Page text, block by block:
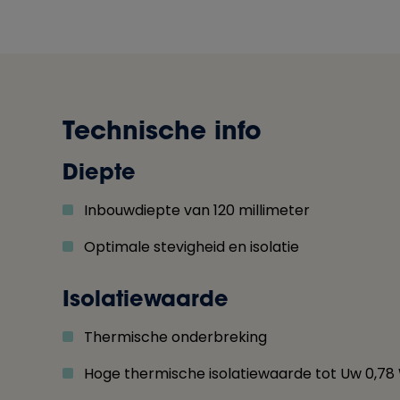
Technische info
Diepte
Inbouwdiepte van 120 millimeter
Optimale stevigheid en isolatie
Isolatiewaarde
Thermische onderbreking
Hoge thermische isolatiewaarde tot Uw 0,78